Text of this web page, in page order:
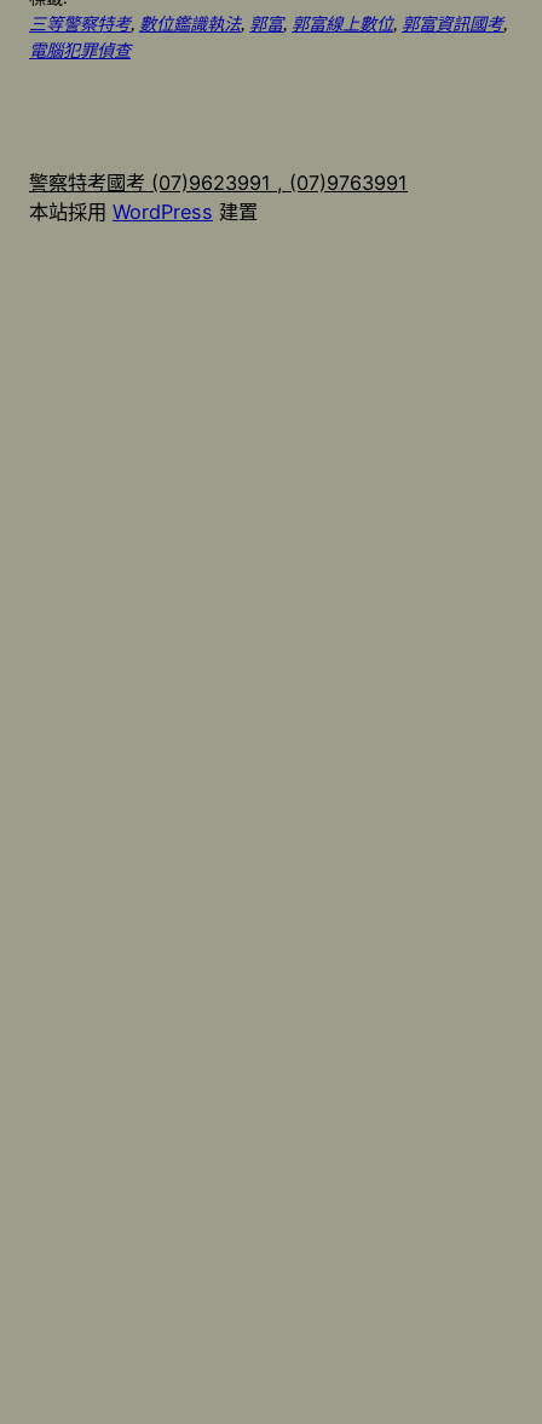
三等警察特考, 數位鑑識執法, 郭富, 郭富線上數位, 郭富資訊國考
電腦犯罪偵查
警察特考國考 (07)9623991 , (07)9763991
本站採用 WordPress 建置